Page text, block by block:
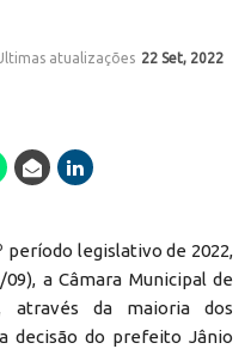
atualizações 22 Set, 2022
período legislativo de 2022,
a Câmara Municipal de
através da maioria dos
decisão do prefeito Jânio